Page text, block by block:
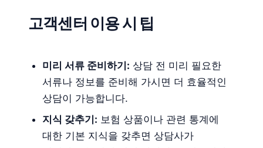
고객센터 이용 시 팁
미리 서류 준비하기: 상담 전 미리 필요한
서류나 정보를 준비해 가시면 더 효율적인
상담이 가능합니다.
지식 갖추기: 보험 상품이나 관련 통계에
대한 기본 지식을 갖추면 상담사가